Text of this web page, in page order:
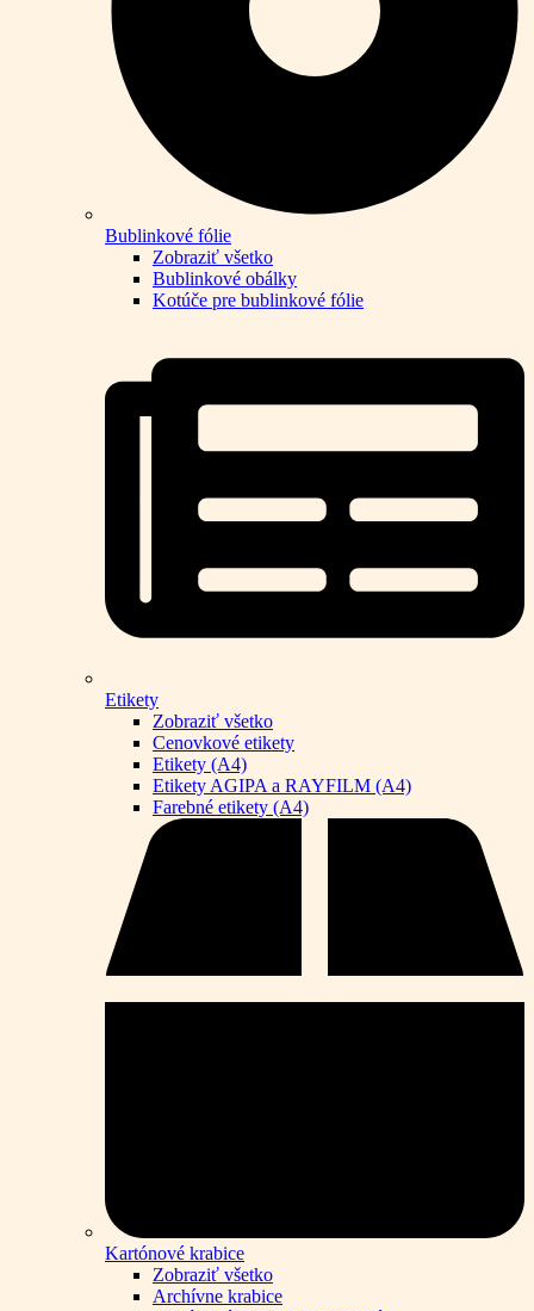
Bublinkové fólie
Zobraziť všetko
Bublinkové obálky
Kotúče pre bublinkové fólie
Etikety
Zobraziť všetko
Cenovkové etikety
Etikety (A4)
Etikety AGIPA a RAYFILM (A4)
Farebné etikety (A4)
Kartónové krabice
Zobraziť všetko
Archívne krabice